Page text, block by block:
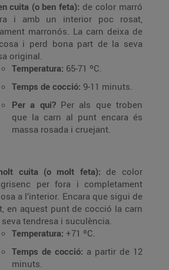
cuita (o ben feta): de color marró
i amb un interior poc rosat,
marronós. La carn deixa de
i perd bona part de la seva
original.
Temperatura: 65-71 ºC.
Temps de cocció: 9-11 minuts.
Per a qui? Per als que troben
que la carn al punt encara és
massa rosada i cruejant.
cuita (o molt feta): de color
per fora i completament
a l’interior. Encara que sigui de
en aquest punt de cocció la carn
tendresa i suculència.
Temperatura: +71 ºC.
Temps de cocció: a partir de 12
minuts.